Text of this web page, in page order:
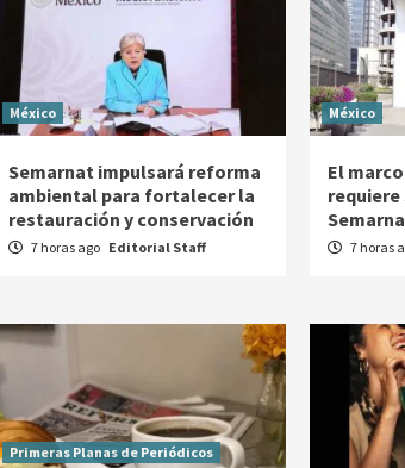
México
Semarnat impulsará reforma
ambiental para fortalecer la
restauración y conservación
7 horas ago Editorial Staff
México
El
7 horas
Primeras Planas de Periódicos